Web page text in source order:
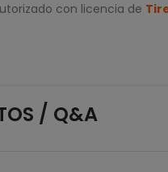
con licencia de
/ Q&A